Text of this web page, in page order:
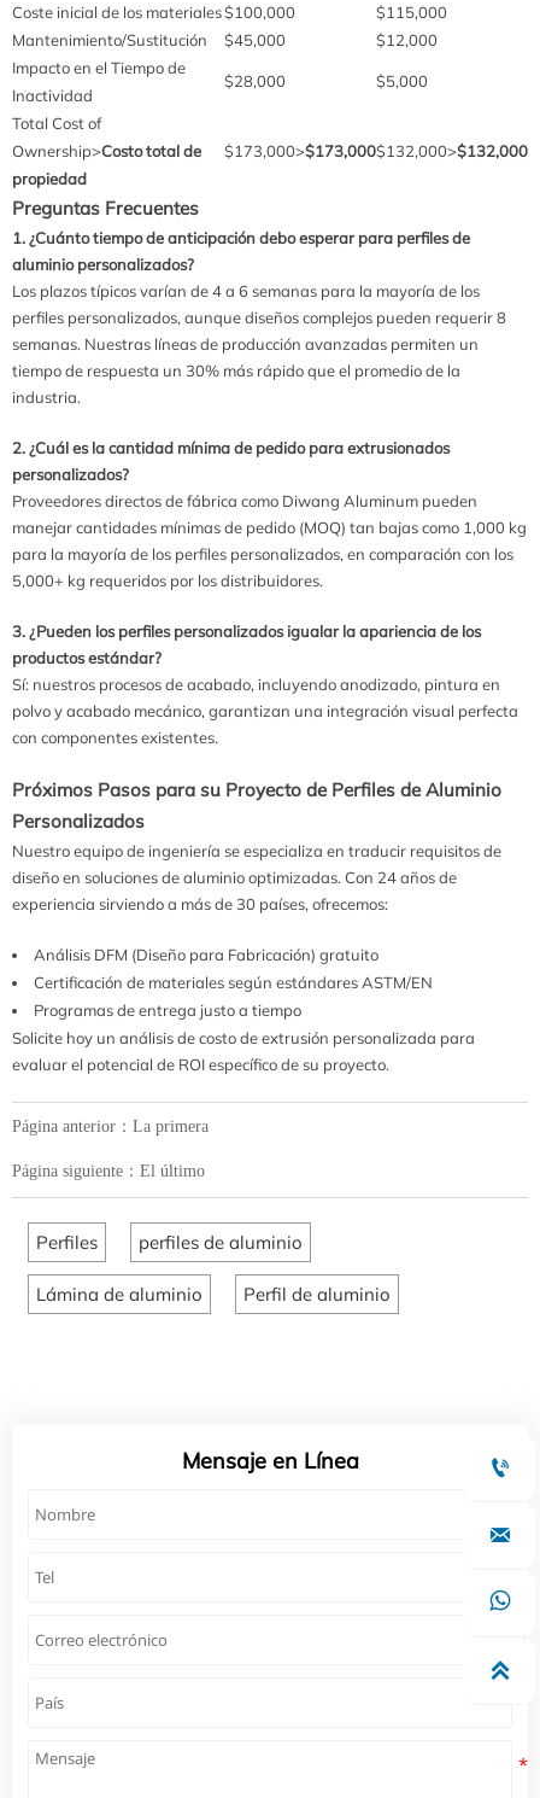
Coste inicial de los materiales$100,000
$115,000
Mantenimiento/Sustitución
$45,000
$12,000
Impacto en el Tiempo de
Inactividad
$28,000 $5,000
Total Cost of
Ownership>Costo total de
propiedad
$173,000>$173,000$132,000>$132,000
Preguntas Frecuentes
1. ¿Cuánto tiempo de anticipación debo esperar para perfiles de
aluminio personalizados?
Los plazos típicos varían de 4 a 6 semanas para la mayoría de los
perfiles personalizados, aunque diseños complejos pueden requerir 8
semanas. Nuestras líneas de producción avanzadas permiten un
tiempo de respuesta un 30% más rápido que el promedio de la
industria.
2. ¿Cuál es la cantidad mínima de pedido para extrusionados
personalizados?
Proveedores directos de fábrica como Diwang Aluminum pueden
manejar cantidades mínimas de pedido (MOQ) tan bajas como 1,000 kg
para la mayoría de los perfiles personalizados, en comparación con los
5,000+ kg requeridos por los distribuidores.
3. ¿Pueden los perfiles personalizados igualar la apariencia de los
productos estándar?
Sí: nuestros procesos de acabado, incluyendo anodizado, pintura en
polvo y acabado mecánico, garantizan una integración visual perfecta
con componentes existentes.
Próximos Pasos para su Proyecto de Perfiles de Aluminio
Personalizados
Nuestro equipo de ingeniería se especializa en traducir requisitos de
diseño en soluciones de aluminio optimizadas. Con 24 años de
experiencia sirviendo a más de 30 países, ofrecemos:
Análisis DFM (Diseño para Fabricación) gratuito
Certificación de materiales según estándares ASTM/EN
Programas de entrega justo a tiempo
Solicite hoy un análisis de costo de extrusión personalizada para
evaluar el potencial de ROI específico de su proyecto.
Página anterior：La primera
Página siguiente：El último
Perfiles perfiles de aluminio
Lámina de aluminio Perfil de aluminio
Mensaje en Línea 


